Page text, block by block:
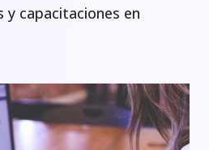
y capacitaciones en